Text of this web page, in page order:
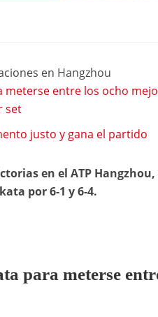
en Hangzhou
entre los ocho
set
justo y gana el partido
en el ATP
por 6-1 y 6-4.
para meterse